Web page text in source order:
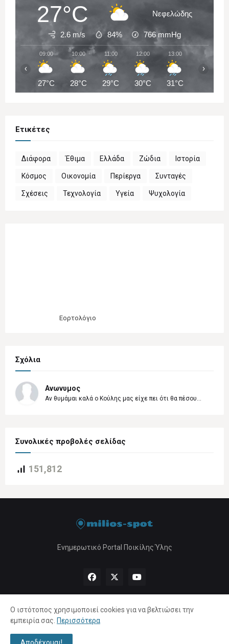
27°C Νεφελώδης
2.6 m/s 84% 766 mmHg
09:00
27°C
10:00
28°C
11:00
29°C
12:00
30°C
13:00
31°C
14:00
‹ ›
Ετικέτες
Διάφορα Έθιμα Ελλάδα Ζώδια Ιστορία
Κόσμος Οικονομία Περίεργα Συνταγές
Σχέσεις Τεχνολογία Υγεία Ψυχολογία
Εορτολόγιο
Σχόλια
Ανωνυμος
Αν θυμάμαι καλά ο Κούλης μας είχε πει ότι θα πέσου...
Συνολικές προβολές σελίδας
151,812
Ενημερωτικό Portal Ποικίλης Ύλης
Αρχική About Us Πολιτική Απορρήτου
Ο ιστότοπος χρησιμοποιεί cookies για να βελτιώσει την
εμπειρία σας. Περισσότερα